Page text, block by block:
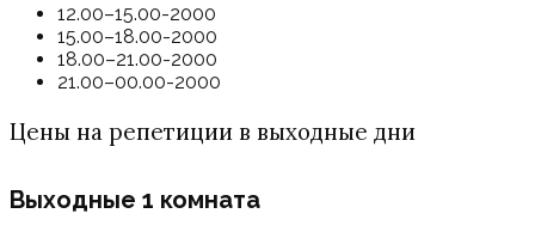
12.00–15.00-2000
15.00–18.00-2000
18.00–21.00-2000
21.00–00.00-2000
Цены на репетиции в выходные дни
Выходные 1 комната